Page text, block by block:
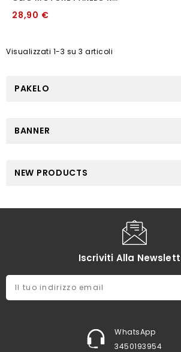
28,90 €
Visualizzati 1-3 su 3 articoli
PAKELO
BANNER
NEW PRODUCTS
Iscriviti Alla
WhatsApp
3450193954